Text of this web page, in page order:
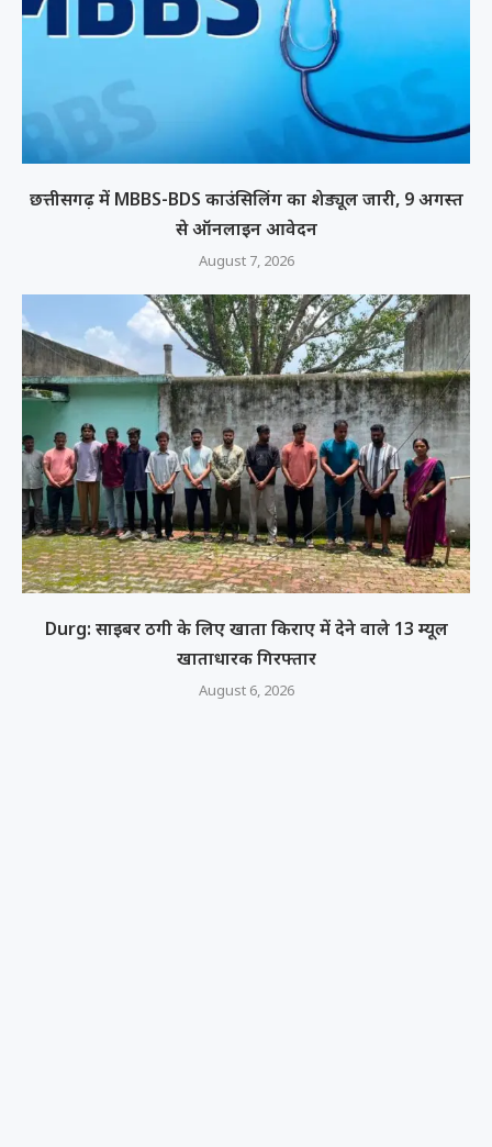
छत्तीसगढ़ में MBBS-BDS काउंसिलिंग का शेड्यूल जारी, 9 अगस्त
से ऑनलाइन आवेदन
August 7, 2026
Durg: साइबर ठगी के लिए खाता किराए में देने वाले 13 म्यूल
खाताधारक गिरफ्तार
August 6, 2026